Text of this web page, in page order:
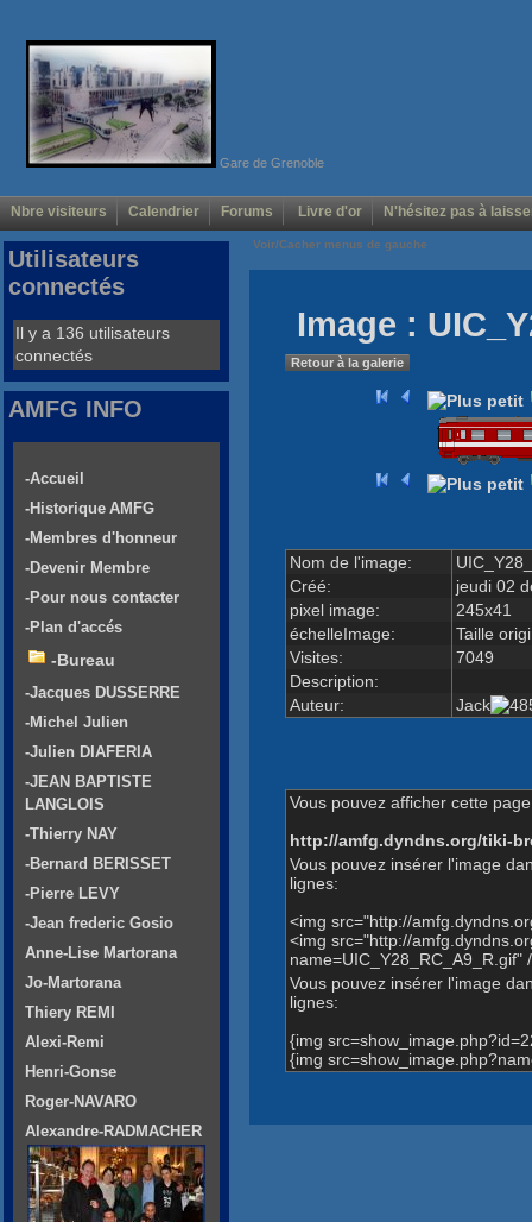
Gare de Grenoble
Nbre visiteurs Calendrier Forums Livre d'or N'hésitez pas à
Voir/Cacher menus de gauche
Image :
Retour à la galerie
Nom de l'image:
Créé:
jeudi 02
pixel image:
245x41
échelleImage:
Taille
Visites:
7049
Description:
Auteur:
Jack
Vous pouvez afficher cette
http://amfg.dyndns.org/tiki-
Vous pouvez insérer l'image
lignes:
<img src="http://
<img src="http://
name=UIC_Y28_RC_A9_R.gif"
Vous pouvez insérer l'image
lignes:
{img
{img
Utilisateurs
connectés
Il y a 136 utilisateurs
connectés
AMFG INFO
-Accueil
-Historique AMFG
-Membres d'honneur
-Devenir Membre
-Pour nous contacter
-Plan d'accés
-Bureau
-Jacques DUSSERRE
-Michel Julien
-Julien DIAFERIA
-JEAN BAPTISTE
LANGLOIS
-Thierry NAY
-Bernard BERISSET
-Pierre LEVY
-Jean frederic Gosio
Anne-Lise Martorana
Jo-Martorana
Thiery REMI
Alexi-Remi
Henri-Gonse
Roger-NAVARO
Alexandre-RADMACHER